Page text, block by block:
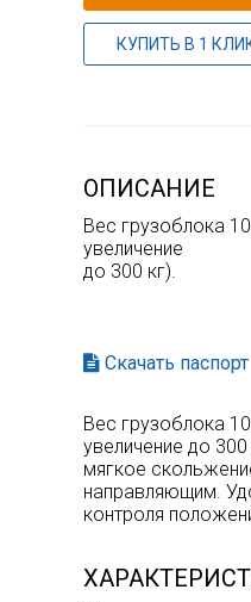
КУПИТЬ В 1
ОПИСАНИЕ
Вес грузоблока
увеличение
до 300 кг).
Скачать паспорт
Вес грузоблока
увеличение до
мягкое
направляющим.
контроля